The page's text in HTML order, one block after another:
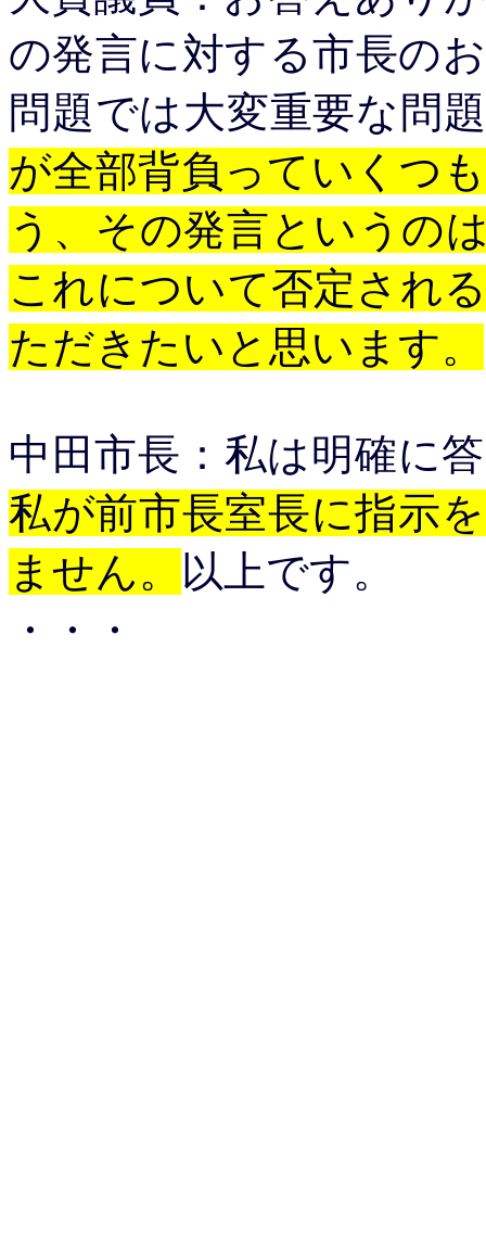
の発言に対する市長の
問題では大変重要な問
が全部背負っていくつ
う、その発言というの
これについて否定され
ただきたいと思います。
中田市長：私は明確に
私が前市長室長に指示
ません。 以上です。
・・・